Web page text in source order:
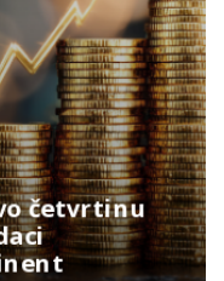
četvrtinu